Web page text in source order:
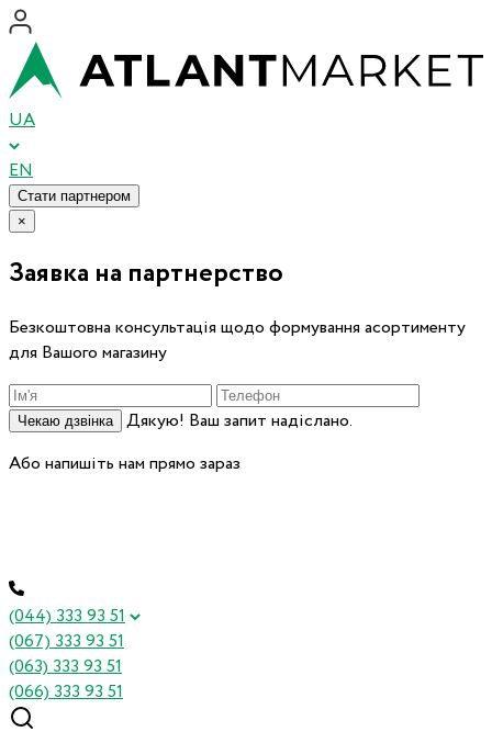
UA
EN
Стати партнером
×
Заявка на партнерство
Безкоштовна консультація щодо формування асортименту
для Вашого магазину
Чекаю дзвінка
Дякую! Ваш запит надіслано.
Або напишіть нам прямо зараз
(044) 333 93 51
(067) 333 93 51
(063) 333 93 51
(066) 333 93 51